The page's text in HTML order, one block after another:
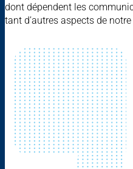
dont dépendent les
tant d’autres aspects de